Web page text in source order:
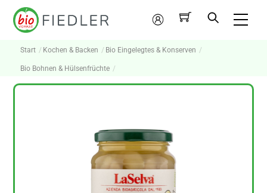
Skip
Mein
Konto
Start Kochen & Backen Bio Eingelegtes & Konserven
Bio Bohnen & Hülsenfrüchte